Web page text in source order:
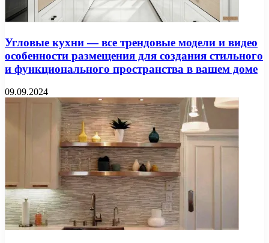
Угловые кухни — все трендовые модели и видео
особенности размещения для создания стильного
и функционального пространства в вашем доме
09.09.2024